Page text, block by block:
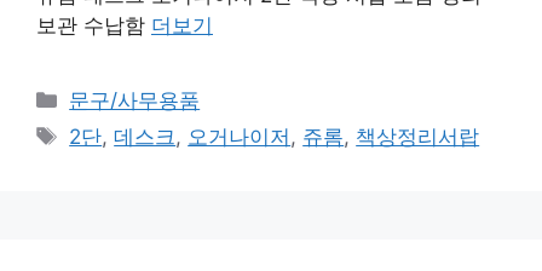
보관 수납함 더보기
카
테
문구/사무용품
태
2단,데스크, 오거나이저 , 쥬롬, 책상정리서랍